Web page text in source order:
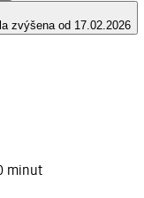
zvýšena od 17.02.2026
minut